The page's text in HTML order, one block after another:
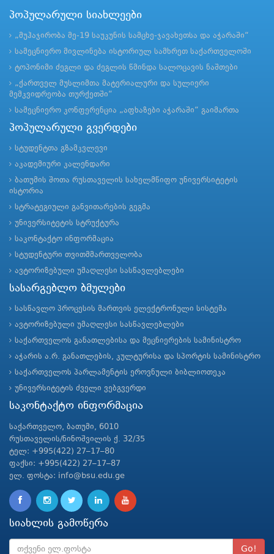
პოპულარული სიახლეები
„მუჰაჯირობა მე-19 საუკუნის სამცხე-ჯავახეთსა და აჭარაში“
სამეცნიერო მივლინება ისტორიულ სამხრეთ საქართველოში
ტოპონიმი ძეგლი და ძეგლის წმინდა სალოცავის ნაშთები
„ქართველ მუსლიმთა მატერიალური და სულიერი
მემკვიდრეობა თურქეთში“
სამეცნიერო კონფერენცია „აფხაზები აჭარაში“ გაიმართა
პოპულარული გვერდები
სტუდენტთა გზამკვლევი
აკადემიური კალენდარი
ბათუმის შოთა რუსთაველის სახელმწიფო უნივერსიტეტის
ისტორია
სტრატეგიული განვითარების გეგმა
უნივერსიტეტის სტრუქტურა
საკონტაქტო ინფორმაცია
სტუდენტური თვითმმართველობა
ავტორიზებული უმაღლესი სასწავლებლები
სასარგებლო ბმულები
სასწავლო პროცესის მართვის ელექტრონული სისტემა
ავტორიზებული უმაღლესი სასწავლებლები
საქართველოს განათლებისა და მეცნიერების სამინისტრო
აჭარის ა.რ. განათლების, კულტურისა და სპორტის სამინისტრო
საქართველოს პარლამენტის ეროვნული ბიბლიოთეკა
უნივერსიტეტის ძველი ვებგვერდი
საკონტაქტო ინფორმაცია
საქართველო, ბათუმი, 6010
რუსთაველის/ნინოშვილის ქ. 32/35
ტელ: +995(422) 27–17–80
ფაქსი: +995(422) 27–17–87
ელ. ფოსტა: info@bsu.edu.ge
სიახლის გამოწერა
Go!